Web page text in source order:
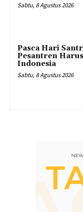
Sabtu, 8 Agustus 2026
Pasca Hari
Pesantren
Indonesia
Sabtu, 8 Agustus 2026